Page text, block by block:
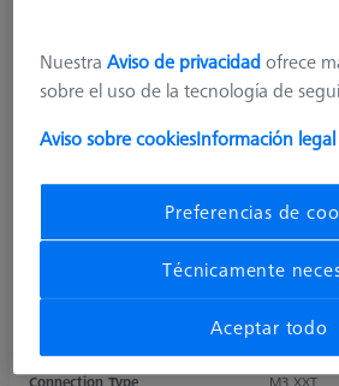
Product Type
Rotary
10,0 mm
Material
Titanium
Connection Type
M3 XXT
NuestraAviso de privacidadofrece
sobre el uso de la tecnología de
Aviso sobre cookiesInformación legal
Preferencias de
Técnicamente
Aceptar todo